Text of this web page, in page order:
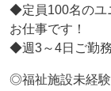
◆定員100名のユ
お仕事です！
◆週3～4日ご勤
◎福祉施設未経験